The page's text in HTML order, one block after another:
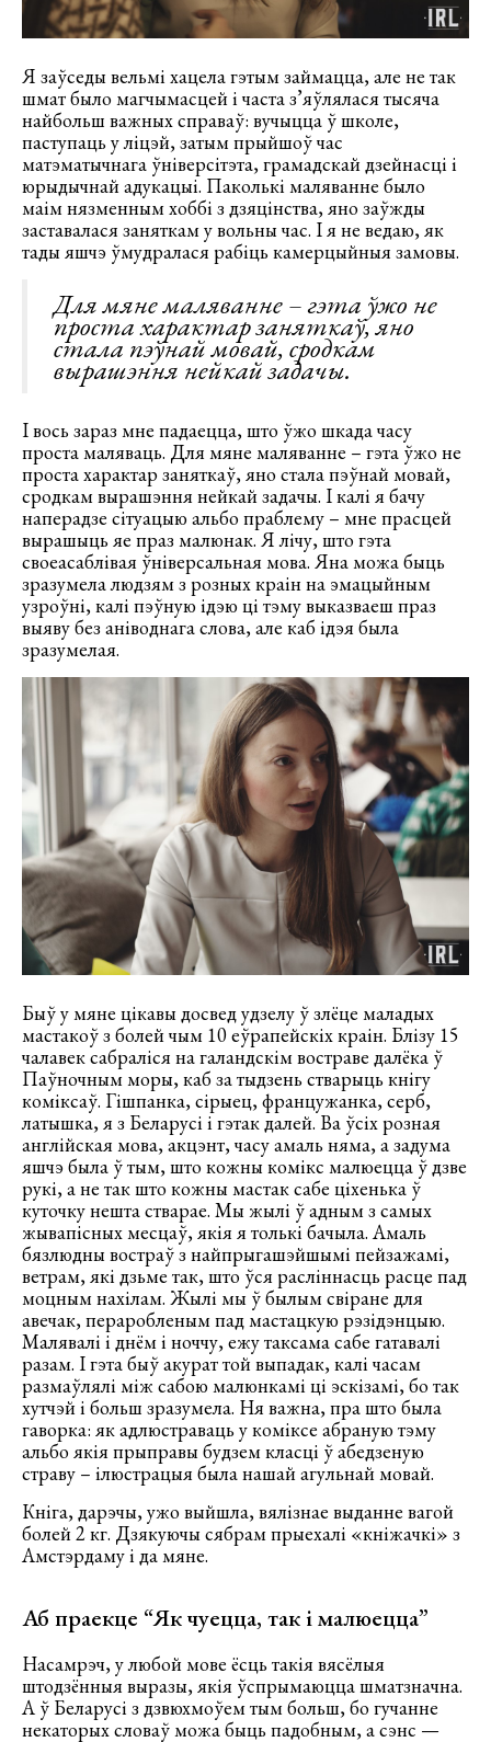
Я заўседы вельмі хацела гэтым займацца, але не так
шмат было магчымасцей і часта з’яўлялася тысяча
найбольш важных справаў: вучыцца ў школе,
паступаць у ліцэй, затым прыйшоў час
матэматычнага ўніверсітэта, грамадскай дзейнасці і
юрыдычнай адукацыі. Паколькі маляванне было
маім нязменным хоббі з дзяцінства, яно заўжды
заставалася заняткам у вольны час. І я не ведаю, як
тады яшчэ ўмудралася рабіць камерцыйныя замовы.
Для мяне маляванне – гэта ўжо не
проста характар заняткаў, яно
стала пэўнай мовай, сродкам
вырашэння нейкай задачы.
І вось зараз мне падаецца, што ўжо шкада часу
проста маляваць. Для мяне маляванне – гэта ўжо не
проста характар заняткаў, яно стала пэўнай мовай,
сродкам вырашэння нейкай задачы. І калі я бачу
наперадзе сітуацыю альбо праблему – мне прасцей
вырашыць яе праз малюнак. Я лічу, што гэта
своеасаблівая ўніверсальная мова. Яна можа быць
зразумела людзям з розных краін на эмацыйным
узроўні, калі пэўную ідэю ці тэму выказваеш праз
выяву без аніводнага слова, але каб ідэя была
зразумелая.
Быў у мяне цікавы досвед удзелу ў злёце маладых
мастакоў з болей чым 10 еўрапейскіх краін. Блізу 15
чалавек сабраліся на галандскім востраве далёка ў
Паўночным моры, каб за тыдзень стварыць кнігу
коміксаў. Гішпанка, сірыец, францужанка, серб,
латышка, я з Беларусі і гэтак далей. Ва ўсіх розная
англійская мова, акцэнт, часу амаль няма, а задума
яшчэ была ў тым, што кожны комікс малюецца ў дзве
рукі, а не так што кожны мастак сабе ціхенька ў
куточку нешта стварае. Мы жылі ў адным з самых
жывапісных месцаў, якія я толькі бачыла. Амаль
бязлюдны востраў з найпрыгашэйшымі пейзажамі,
ветрам, які дзьме так, што ўся расліннасць расце пад
моцным нахілам. Жылі мы ў былым свіране для
авечак, пераробленым пад мастацкую рэзідэнцыю.
Малявалі і днём і ноччу, ежу таксама сабе гатавалі
разам. І гэта быў акурат той выпадак, калі часам
размаўлялі між сабою малюнкамі ці эскізамі, бо так
хутчэй і больш зразумела. Ня важна, пра што была
гаворка: як адлюстраваць у коміксе абраную тэму
альбо якія прыправы будзем класці ў абедзеную
страву – ілюстрацыя была нашай агульнай мовай.
Кніга, дарэчы, ужо выйшла, вялізнае выданне вагой
болей 2 кг. Дзякуючы сябрам прыехалі «кніжачкі» з
Амстэрдаму і да мяне.
Аб праекце “Як чуецца, так і малюецца”
Насамрэч, у любой мове ёсць такія вясёлыя
штодзённыя выразы, якія ўспрымаюцца шматзначна.
А ў Беларусі з дзвюхмоўем тым больш, бо гучанне
некаторых словаў можа быць падобным, а сэнс —